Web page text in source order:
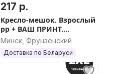
217 р.
Кресло-мешок. Взрослый
рр + ВАШ ПРИНТ.
Доставка РБ
Минск, Фрунзенский
Доставка по Беларуси